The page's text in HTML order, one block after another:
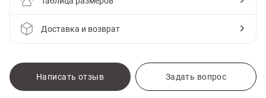
Доставка и возврат
Написать отзыв Задать вопрос